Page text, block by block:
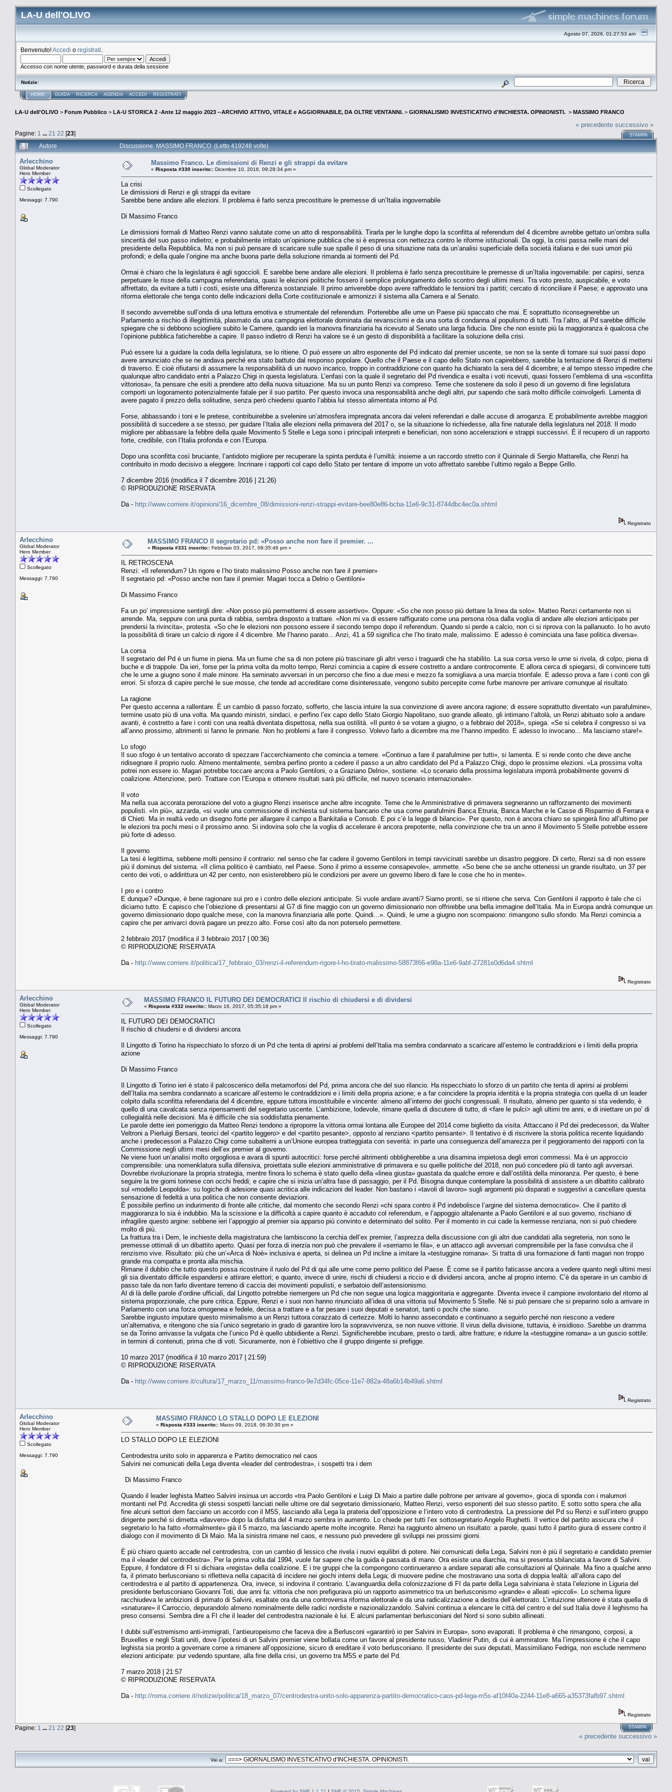
LA-U dell'OLIVO
Agosto 07, 2026, 01:27:53 am
Benvenuto!Accedi o registrati
Accesso con nome utente, password e durata della sessione
Notizie:
HOME GUIDA RICERCA AGENDA ACCEDI REGISTRATI
LA-U dell'OLIVO > Forum Pubblico > LA-U STORICA 2 -Ante 12 maggio 2023 --ARCHIVIO ATTIVO, VITALE e AGGIORNABILE, DA OLTRE VENTANNI. > GIORNALISMO INVESTICATIVO d'INCHIESTA. OPINIONISTI. > MASSIMO FRANCO
Pagine: 1 ... 21 22 [23]
« precedente successivo »
STAMPA
Autore Discussione: MASSIMO FRANCO (Letto 419248 volte)
Arlecchino
Global Moderator
Hero Member
Scollegato
Messaggi: 7.790
Massimo Franco. Le dimissioni di Renzi e gli strappi da evitare
« Risposta #330 inserito:: Dicembre 10, 2016, 09:28:34 pm »
La crisi
Le dimissioni di Renzi e gli strappi da evitare
Sarebbe bene andare alle elezioni. Il problema è farlo senza precostituire le premesse di un’Italia ingovernabile
Di Massimo Franco
Le dimissioni formali di Matteo Renzi vanno salutate come un atto di responsabilità. Tirarla per le lunghe dopo la sconfitta al referendum del 4 dicembre avrebbe gettato un’ombra sulla
sincerità del suo passo indietro; e probabilmente irritato un’opinione pubblica che si è espressa con nettezza contro le riforme istituzionali. Da oggi, la crisi passa nelle mani del
presidente della Repubblica. Ma non si può pensare di scaricare sulle sue spalle il peso di una situazione nata da un’analisi superficiale della società italiana e dei suoi umori più
profondi; e della quale l’origine ma anche buona parte della soluzione rimanda ai tormenti del Pd.
Ormai è chiaro che la legislatura è agli sgoccioli. E sarebbe bene andare alle elezioni. Il problema è farlo senza precostituire le premesse di un’Italia ingovernabile: per capirsi, senza
perpetuare le risse della campagna referendaria, quasi le elezioni politiche fossero il semplice prolungamento dello scontro degli ultimi mesi. Tra voto presto, auspicabile, e voto
affrettato, da evitare a tutti i costi, esiste una differenza sostanziale. Il primo arriverebbe dopo avere raffreddato le tensioni tra i partiti; cercato di riconciliare il Paese; e approvato una
riforma elettorale che tenga conto delle indicazioni della Corte costituzionale e armonizzi il sistema alla Camera e al Senato.
Il secondo avverrebbe sull’onda di una lettura emotiva e strumentale del referendum. Porterebbe alle urne un Paese più spaccato che mai. E soprattutto riconsegnerebbe un
Parlamento a rischio di illegittimità, plasmato da una campagna elettorale dominata dai revanscismi e da una sorta di condanna al populismo di tutti. Tra l’altro, al Pd sarebbe difficile
spiegare che si debbono sciogliere subito le Camere, quando ieri la manovra finanziaria ha ricevuto al Senato una larga fiducia. Dire che non esiste più la maggioranza è qualcosa che
l’opinione pubblica faticherebbe a capire. Il passo indietro di Renzi ha valore se è un gesto di disponibilità a facilitare la soluzione della crisi.
Può essere lui a guidare la coda della legislatura, se lo ritiene. O può essere un altro esponente del Pd indicato dal premier uscente, se non se la sente di tornare sui suoi passi dopo
avere annunciato che se ne andava perché era stato battuto dal responso popolare. Quello che il Paese e il capo dello Stato non capirebbero, sarebbe la tentazione di Renzi di mettersi
di traverso. E cioè rifiutarsi di assumere la responsabilità di un nuovo incarico, troppo in contraddizione con quanto ha dichiarato la sera del 4 dicembre; e al tempo stesso impedire che
qualunque altro candidato entri a Palazzo Chigi in questa legislatura. L’enfasi con la quale il segretario del Pd rivendica e esalta i voti ricevuti, quasi fossero l’emblema di una «sconfitta
vittoriosa», fa pensare che esiti a prendere atto della nuova situazione. Ma su un punto Renzi va compreso. Teme che sostenere da solo il peso di un governo di fine legislatura
comporti un logoramento potenzialmente fatale per il suo partito. Per questo invoca una responsabilità anche degli altri, pur sapendo che sarà molto difficile coinvolgerli. Lamenta di
avere pagato il prezzo della solitudine, senza però chiedersi quanto l’abbia lui stesso alimentata intorno al Pd.
Forse, abbassando i toni e le pretese, contribuirebbe a svelenire un’atmosfera impregnata ancora dai veleni referendari e dalle accuse di arroganza. E probabilmente avrebbe maggiori
possibilità di succedere a se stesso, per guidare l’Italia alle elezioni nella primavera del 2017 o, se la situazione lo richiedesse, alla fine naturale della legislatura nel 2018. Il modo
migliore per abbassare la febbre della quale Movimento 5 Stelle e Lega sono i principali interpreti e beneficiari, non sono accelerazioni e strappi successivi. È il recupero di un rapporto
forte, credibile, con l’Italia profonda e con l’Europa.
Dopo una sconfitta così bruciante, l’antidoto migliore per recuperare la spinta perduta è l’umiltà: insieme a un raccordo stretto con il Quirinale di Sergio Mattarella, che Renzi ha
contribuito in modo decisivo a eleggere. Incrinare i rapporti col capo dello Stato per tentare di imporre un voto affrettato sarebbe l’ultimo regalo a Beppe Grillo.
7 dicembre 2016 (modifica il 7 dicembre 2016 | 21:26)
© RIPRODUZIONE RISERVATA
Da - http://www.corriere.it/opinioni/16_dicembre_08/dimissioni-renzi-strappi-evitare-bee80e86-bcba-11e6-9c31-8744dbc4ec0a.shtml
Registrato
Arlecchino
Global Moderator
Hero Member
Scollegato
Messaggi: 7.790
MASSIMO FRANCO Il segretario pd: «Posso anche non fare il premier. ...
« Risposta #331 inserito:: Febbraio 03, 2017, 08:35:46 pm »
IL RETROSCENA
Renzi: «Il referendum? Un rigore e l’ho tirato malissimo Posso anche non fare il premier»
Il segretario pd: «Posso anche non fare il premier. Magari tocca a Delrio o Gentiloni»
Di Massimo Franco
Fa un po’ impressione sentirgli dire: «Non posso più permettermi di essere assertivo». Oppure: «So che non posso più dettare la linea da solo». Matteo Renzi certamente non si
arrende. Ma, seppure con una punta di rabbia, sembra disposto a trattare. «Non mi va di essere raffigurato come una persona ròsa dalla voglia di andare alle elezioni anticipate per
prendersi la rivincita», protesta. «So che le elezioni non possono essere il secondo tempo dopo il referendum. Quando si perde a calcio, non ci si riprova con la pallanuoto. Io ho avuto
la possibilità di tirare un calcio di rigore il 4 dicembre. Me l’hanno parato... Anzi, 41 a 59 significa che l’ho tirato male, malissimo. E adesso è cominciata una fase politica diversa».
La corsa
Il segretario del Pd è un fiume in piena. Ma un fiume che sa di non potere più trascinare gli altri verso i traguardi che ha stabilito. La sua corsa verso le urne si rivela, di colpo, piena di
buche e di trappole. Da ieri, forse per la prima volta da molto tempo, Renzi comincia a capire di essere costretto a andare controcorrente. E allora cerca di spiegarsi, di convincere tutti
che le urne a giugno sono il male minore. Ha seminato avversari in un percorso che fino a due mesi e mezzo fa somigliava a una marcia trionfale. E adesso prova a fare i conti con gli
errori. Si sforza di capire perché le sue mosse, che tende ad accreditare come disinteressate, vengono subito percepite come furbe manovre per arrivare comunque al risultato.
La ragione
Per questo accenna a rallentare. È un cambio di passo forzato, sofferto, che lascia intuire la sua convinzione di avere ancora ragione; di essere soprattutto diventato «un parafulmine»,
termine usato più di una volta. Ma quando ministri, sindaci, e perfino l’ex capo dello Stato Giorgio Napolitano, suo grande alleato, gli intimano l’altolà, un Renzi abituato solo a andare
avanti, è costretto a fare i conti con una realtà diventata dispettosa, nella sua ostilità. «Il punto è se votare a giugno, o a febbraio del 2018», spiega. «Se si celebra il congresso si va
all’anno prossimo, altrimenti si fanno le primarie. Non ho problemi a fare il congresso. Volevo farlo a dicembre ma me l’hanno impedito. E adesso lo invocano... Ma lasciamo stare!».
Lo sfogo
Il suo sfogo è un tentativo accorato di spezzare l’accerchiamento che comincia a temere. «Continuo a fare il parafulmine per tutti», si lamenta. E si rende conto che deve anche
ridisegnare il proprio ruolo. Almeno mentalmente, sembra perfino pronto a cedere il passo a un altro candidato del Pd a Palazzo Chigi, dopo le prossime elezioni. «La prossima volta
potrei non essere io. Magari potrebbe toccare ancora a Paolo Gentiloni, o a Graziano Delrio», sostiene. «Lo scenario della prossima legislatura imporrà probabilmente governi di
coalizione. Attenzione, però. Trattare con l’Europa e ottenere risultati sarà più difficile, nel nuovo scenario internazionale».
Il voto
Ma nella sua accorata perorazione del voto a giugno Renzi inserisce anche altre incognite. Teme che le Amministrative di primavera segneranno un rafforzamento dei movimenti
populisti. «In più», azzarda, «si vuole una commissione di inchiesta sul sistema bancario che usa come parafulmini Banca Etruria, Banca Marche e le Casse di Risparmio di Ferrara e
di Chieti. Ma in realtà vedo un disegno forte per allargare il campo a Bankitalia e Consob. E poi c’è la legge di bilancio». Per questo, non è ancora chiaro se spingerà fino all’ultimo per
le elezioni tra pochi mesi o il prossimo anno. Si indovina solo che la voglia di accelerare è ancora prepotente, nella convinzione che tra un anno il Movimento 5 Stelle potrebbe essere
più forte di adesso.
Il governo
La tesi è legittima, sebbene molti pensino il contrario: nel senso che far cadere il governo Gentiloni in tempi ravvicinati sarebbe un disastro peggiore. Di certo, Renzi sa di non essere
più il dominus del sistema. «Il clima politico è cambiato, nel Paese. Sono il primo a esserne consapevole», ammette. «So bene che se anche ottenessi un grande risultato, un 37 per
cento dei voti, o addirittura un 42 per cento, non esisterebbero più le condizioni per avere un governo libero di fare le cose che ho in mente».
I pro e i contro
E dunque? «Dunque, è bene ragionare sui pro e i contro delle elezioni anticipate. Si vuole andare avanti? Siamo pronti, se si ritiene che serva. Con Gentiloni il rapporto è tale che ci
diciamo tutto. E capisco che l’obiezione di presentarsi al G7 di fine maggio con un governo dimissionario non offrirebbe una bella immagine dell’Italia. Ma in Europa andrà comunque un
governo dimissionario dopo qualche mese, con la manovra finanziaria alle porte. Quindi...». Quindi, le urne a giugno non scompaiono: rimangono sullo sfondo. Ma Renzi comincia a
capire che per arrivarci dovrà pagare un prezzo alto. Forse così alto da non poterselo permettere.
2 febbraio 2017 (modifica il 3 febbraio 2017 | 00:36)
© RIPRODUZIONE RISERVATA
Da - http://www.corriere.it/politica/17_febbraio_03/renzi-il-referendum-rigore-l-ho-tirato-malissimo-58873f66-e98a-11e6-9abf-27281e0d6da4.shtml
Registrato
Arlecchino
Global Moderator
Hero Member
Scollegato
Messaggi: 7.790
MASSIMO FRANCO IL FUTURO DEI DEMOCRATICI Il rischio di chiudersi e di dividersi
« Risposta #332 inserito:: Marzo 16, 2017, 05:35:18 pm »
IL FUTURO DEI DEMOCRATICI
Il rischio di chiudersi e di dividersi ancora
Il Lingotto di Torino ha rispecchiato lo sforzo di un Pd che tenta di aprirsi ai problemi dell’Italia ma sembra condannato a scaricare all’esterno le contraddizioni e i limiti della propria
azione
Di Massimo Franco
Il Lingotto di Torino ieri è stato il palcoscenico della metamorfosi del Pd, prima ancora che del suo rilancio. Ha rispecchiato lo sforzo di un partito che tenta di aprirsi ai problemi
dell’Italia ma sembra condannato a scaricare all’esterno le contraddizioni e i limiti della propria azione; e a far coincidere la propria identità e la propria strategia con quella di un leader
colpito dalla sconfitta referendaria del 4 dicembre, eppure tuttora insostituibile e vincente: almeno all’interno dei giochi congressuali. Il risultato, almeno per quanto si sta vedendo, è
quello di una cavalcata senza ripensamenti del segretario uscente. L’ambizione, lodevole, rimane quella di discutere di tutto, di <fare le pulci> agli ultimi tre anni, e di iniettare un po’ di
collegialità nelle decisioni. Ma è difficile che sia soddisfatta pienamente.
Le parole dette ieri pomeriggio da Matteo Renzi tendono a riproporre la vittoria ormai lontana alle Europee del 2014 come biglietto da visita. Attaccano il Pd dei predecessori, da Walter
Veltroni a Pierluigi Bersani, teorici del <partito leggero> e del <partito pesante>, opposto al renziano <partito pensante>. Il tentativo è di riscrivere la storia politica recente liquidando
anche i predecessori a Palazzo Chigi come subalterni a un’Unione europea tratteggiata con severità: in parte una conseguenza dell’amarezza per il peggioramento dei rapporti con la
Commissione negli ultimi mesi dell’ex premier al governo.
Ne viene fuori un’analisi molto orgogliosa e avara di spunti autocritici: forse perché altrimenti obbligherebbe a una disamina impietosa degli errori commessi. Ma è un approccio
comprensibile: una nomenklatura sulla difensiva, proiettata sulle elezioni amministrative di primavera e su quelle politiche del 2018, non può concedere più di tanto agli avversari.
Dovrebbe rivoluzionare la propria strategia, mentre finora lo schema è stato quello della «linea giusta» guastata da qualche errore e dall’ostilità della minoranza. Per questo, è bene
seguire la tre giorni torinese con occhi freddi; e capire che si inizia un’altra fase di passaggio, per il Pd. Bisogna dunque contemplare la possibilità di assistere a un dibattito calibrato
sul «modello Leopolda»: su logiche di adesione quasi acritica alle indicazioni del leader. Non bastano i «tavoli di lavoro» sugli argomenti più disparati e suggestivi a cancellare questa
sensazione di fedeltà a una politica che non consente deviazioni.
È possibile perfino un indurimento di fronte alle critiche, dal momento che secondo Renzi «chi spara contro il Pd indebolisce l’argine del sistema democratico». Che il partito di
maggioranza lo sia è indubbio. Ma la scissione e la difficoltà a capire quanto è accaduto col referendum, e l’appoggio altalenante a Paolo Gentiloni e al suo governo, rischiano di
infragilire questo argine: sebbene ieri l’appoggio al premier sia apparso più convinto e determinato del solito. Per il momento in cui cade la kermesse renziana, non si può chiedere
molto di più.
La frattura tra i Dem, le inchieste della magistratura che lambiscono la cerchia dell’ex premier, l’asprezza della discussione con gli altri due candidati alla segreteria, non sono le
premesse ottimali di un dibattito aperto. Quasi per forza di inerzia non può che prevalere il «serriamo le fila», e un attacco agli avversari comprensibile per la fase convulsa che il
renzismo vive. Risultato: più che un’«Arca di Noè» inclusiva e aperta, si delinea un Pd incline a imitare la «testuggine romana». Si tratta di una formazione di fanti magari non troppo
grande ma compatta e pronta alla mischia.
Rimane il dubbio che tutto questo possa ricostruire il ruolo del Pd di qui alle urne come perno politico del Paese. È come se il partito faticasse ancora a vedere quanto negli ultimi mesi
gli sia diventato difficile espandersi e attirare elettori; e quanto, invece di unire, rischi di chiudersi a riccio e di dividersi ancora, anche al proprio interno. C’è da sperare in un cambio di
passo tale da non farlo diventare terreno di caccia dei movimenti populisti, e serbatoio dell’astensionismo.
Al di là delle parole d’ordine ufficiali, dal Lingotto potrebbe riemergere un Pd che non segue una logica maggioritaria e aggregante. Diventa invece il campione involontario del ritorno al
sistema proporzionale, che pure critica. Eppure, Renzi e i suoi non hanno rinunciato all’idea di una vittoria sul Movimento 5 Stelle. Né si può pensare che si preparino solo a arrivare in
Parlamento con una forza omogenea e fedele, decisa a trattare e a far pesare i suoi deputati e senatori, tanti o pochi che siano.
Sarebbe ingiusto imputare questo minimalismo a un Renzi tuttora corazzato di certezze. Molti lo hanno assecondato e continuano a seguirlo perché non riescono a vedere
un’alternativa, e ritengono che sia l’unico segretario in grado di garantire loro la sopravvivenza, se non nuove vittorie. Il virus della divisione, tuttavia, è insidioso. Sarebbe un dramma
se da Torino arrivasse la vulgata che l’unico Pd è quello ubbidiente a Renzi. Significherebbe incubare, presto o tardi, altre fratture; e ridurre la «testuggine romana» a un guscio sottile:
in termini di contenuti, prima che di voti. Sicuramente, non è l’obiettivo che il gruppo dirigente si prefigge.
10 marzo 2017 (modifica il 10 marzo 2017 | 21:59)
© RIPRODUZIONE RISERVATA
Da - http://www.corriere.it/cultura/17_marzo_11/massimo-franco-9e7d34fc-05ce-11e7-882a-48a6b14b49a6.shtml
Registrato
Arlecchino
Global Moderator
Hero Member
Scollegato
Messaggi: 7.790
MASSIMO FRANCO LO STALLO DOPO LE ELEZIONI
« Risposta #333 inserito:: Marzo 09, 2018, 06:30:30 pm »
LO STALLO DOPO LE ELEZIONI
Centrodestra unito solo in apparenza e Partito democratico nel caos
Salvini nei comunicati della Lega diventa «leader del centrodestra», i sospetti tra i dem
Di Massimo Franco
Quando il leader leghista Matteo Salvini insinua un accordo «tra Paolo Gentiloni e Luigi Di Maio a partire dalle poltrone per arrivare al governo», gioca di sponda con i malumori
montanti nel Pd. Accredita gli stessi sospetti lanciati nelle ultime ore dal segretario dimissionario, Matteo Renzi, verso esponenti del suo stesso partito. E sotto sotto spera che alla
fine alcuni settori dem facciano un accordo con il M5S, lasciando alla Lega la prateria dell’opposizione e l’intero voto di centrodestra. La pressione del Pd su Renzi e sull’intero gruppo
dirigente perché si dimetta «davvero» dopo la disfatta del 4 marzo sembra in aumento. Lo chiede per tutti l’ex sottosegretario Angelo Rughetti. Il vertice del partito assicura che il
segretario lo ha fatto «formalmente» già il 5 marzo, ma lasciando aperte molte incognite. Renzi ha raggiunto almeno un risultato: a parole, quasi tutto il partito giura di essere contro il
dialogo con il movimento di Di Maio. Ma la sinistra rimane nel caos, e nessuno può prevedere gli sviluppi nei prossimi giorni.
È più chiaro quanto accade nel centrodestra, con un cambio di lessico che rivela i nuovi equilibri di potere. Nei comunicati della Lega, Salvini non è più il segretario e candidato premier
ma il «leader del centrodestra». Per la prima volta dal 1994, vuole far sapere che la guida è passata di mano. Ora esiste una diarchia, ma si presenta sbilanciata a favore di Salvini.
Eppure, il fondatore di FI si dichiara «regista» della coalizione. E i tre gruppi che la compongono continueranno a andare separati alle consultazioni al Quirinale. Ma fino a qualche anno
fa, il primato berlusconiano si rifletteva nella capacità di incidere nei giochi interni della Lega; di muovere pedine che mostravano una sorta di doppia lealtà: all’allora capo del
centrodestra e al partito di appartenenza. Ora, invece, si indovina il contrario. L’avanguardia della colonizzazione di FI da parte della Lega salviniana è stata l’elezione in Liguria del
presidente berlusconiano Giovanni Toti, due anni fa: vittoria che non prefigurava più un rapporto asimmetrico tra un berlusconismo «grande» e alleati «piccoli». Lo schema ligure
racchiudeva le ambizioni di primato di Salvini, esaltate ora da una controversa riforma elettorale e da una radicalizzazione a destra dell’elettorato. L’intuizione ulteriore è stata quella di
«snaturare» il Carroccio, depurandolo almeno nominalmente delle radici nordiste e nazionalizzandolo. Salvini continua a elencare le città del centro e del sud Italia dove il leghismo ha
preso consensi. Sembra dire a FI che il leader del centrodestra nazionale è lui. E alcuni parlamentari berlusconiani del Nord si sono subito allineati.
I dubbi sull’estremismo anti-immigrati, l’antieuropeismo che faceva dire a Berlusconi «garantirò io per Salvini in Europa», sono evaporati. Il problema è che rimangono, corposi, a
Bruxelles e negli Stati uniti, dove l’ipotesi di un Salvini premier viene bollata come un favore al presidente russo, Vladimir Putin, di cui è ammiratore. Ma l’impressione è che il capo
leghista sia pronto a governare come a rimanere all’opposizione, sicuro di ereditare il voto berlusconiano. Il presidente dei suoi deputati, Massimiliano Fedriga, non esclude nemmeno
elezioni anticipate: pur vedendo spuntare, alla fine della crisi, un governo tra M5S e parte del Pd.
7 marzo 2018 | 21:57
© RIPRODUZIONE RISERVATA
Da - http://roma.corriere.it/notizie/politica/18_marzo_07/centrodestra-unito-solo-apparenza-partito-democratico-caos-pd-lega-m5s-af10f40a-2244-11e8-a665-a35373fafb97.shtml
Registrato
Pagine: 1 ... 21 22 [23] STAMPA
« precedente successivo »
Vai a: